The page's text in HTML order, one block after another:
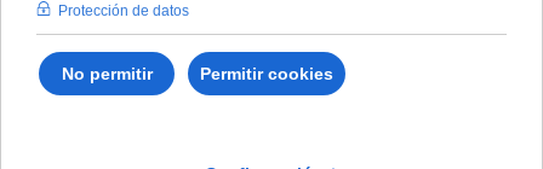
Jiménez, Antonio
Antonio Jiménez. Pinturas y Esculturas 1968-2001